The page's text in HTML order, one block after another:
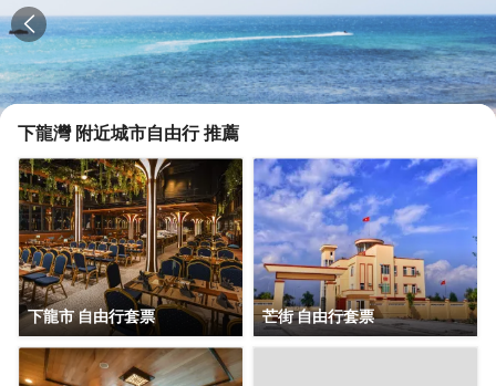
下龍灣附近城市自由行 推薦
下龍市 自由行套票 芒街 自由行套票